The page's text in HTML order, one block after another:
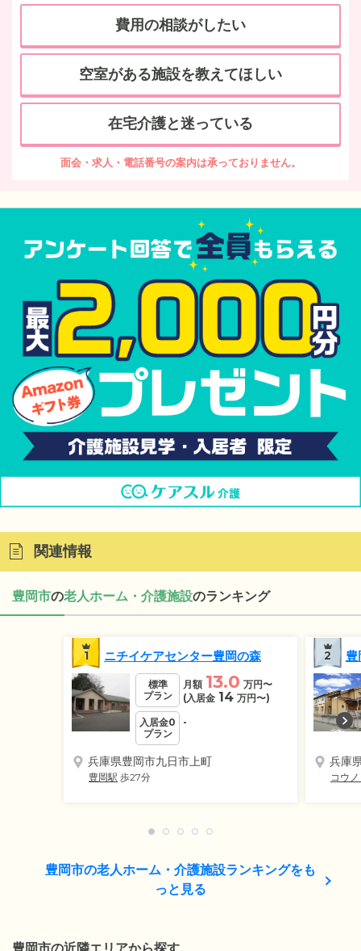
費用の相談がしたい
空室がある施設を教えてほしい
在宅介護と迷っている
面会・求人・電話番号の案内は承っておりません。
関連情報
豊岡市の老人ホーム・介護施設のランキング
1 ニチイケアセンター豊岡の森
標準
プラン
月額 13.0 万円〜
(入居金 14 万円〜)
入居金0
プラン
-
兵庫県豊岡市九日市上町
豊岡駅 歩27分
2
兵庫
コウ
豊岡市の老人ホーム・介護施設ランキングをも
っと見る